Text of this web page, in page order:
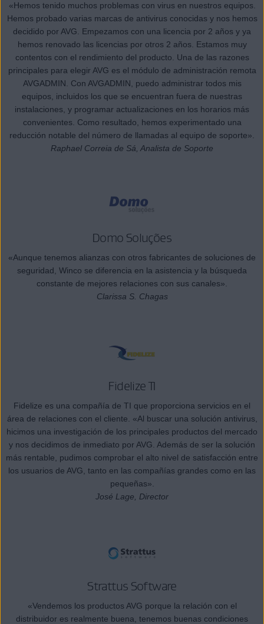
«Hemos tenido muchos problemas con virus en nuestros equipos.
Hemos probado varias marcas de antivirus conocidas y nos hemos
decidido por AVG. Empezamos con una licencia por 2 años y ya
hemos renovado las licencias por otros 2 años. Estamos muy
contentos con el rendimiento del producto. Una de las razones
principales para elegir AVG es el módulo de administración remota
AVGADMIN. Con AVGADMIN, puedo administrar todos mis
equipos, incluidos los que se encuentran fuera de nuestras
instalaciones, y programar actualizaciones en los horarios más
convenientes. Como resultado, hemos experimentado una
reducción notable del número de llamadas al equipo de soporte».
Raphael Correia de Sá, Analista de Soporte
Domo Soluções
«Aunque tenemos alianzas con otros fabricantes de soluciones de
seguridad, Winco se diferencia en la asistencia y la búsqueda
constante de mejores relaciones con sus canales».
Clarissa S. Chagas
Fidelize TI
Fidelize es una compañía de TI que proporciona servicios en el
área de relaciones con el cliente. «Al buscar una solución antivirus,
hicimos una investigación de los principales productos del mercado
y nos decidimos de inmediato por AVG. Además de ser la solución
más rentable, pudimos comprobar el alto nivel de satisfacción entre
los usuarios de AVG, tanto en las compañías grandes como en las
pequeñas».
José Lage, Director
Strattus Software
«Vendemos los productos AVG porque la relación con el
distribuidor es realmente buena, tenemos buenas condiciones